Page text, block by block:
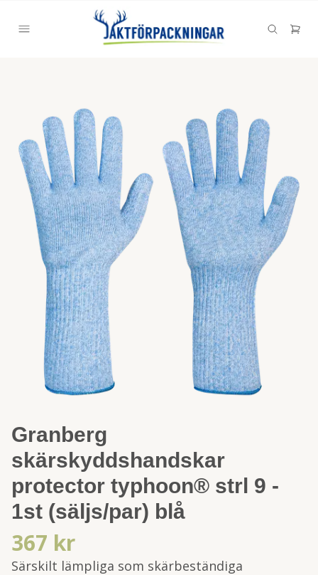
Granberg
skärskyddshandskar
protector typhoon® strl 9 -
1st (säljs/par) blå
367 kr
Särskilt lämpliga som skärbeständiga